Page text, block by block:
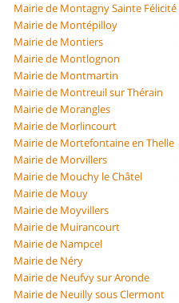
Mairie de Montagny Sainte Félicité
Mairie de Montépilloy
Mairie de Montiers
Mairie de Montlognon
Mairie de Montmartin
Mairie de Montreuil sur Thérain
Mairie de Morangles
Mairie de Morlincourt
Mairie de Mortefontaine en Thelle
Mairie de Morvillers
Mairie de Mouchy le Châtel
Mairie de Mouy
Mairie de Moyvillers
Mairie de Muirancourt
Mairie de Nampcel
Mairie de Néry
Mairie de Neufvy sur Aronde
Mairie de Neuilly sous Clermont